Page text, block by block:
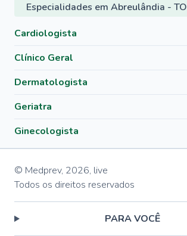
Especialidades em Abreulândia - TO
Cardiologista
Clínico Geral
Dermatologista
Geriatra
Ginecologista
© Medprev, 2026, live
Todos os direitos reservados
PARA VOCÊ